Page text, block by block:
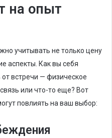
на опыт
учитывать не только цену
аспекты. Как вы себя
встречи — физическое
или что-то еще? Вот
повлиять на ваш выбор: